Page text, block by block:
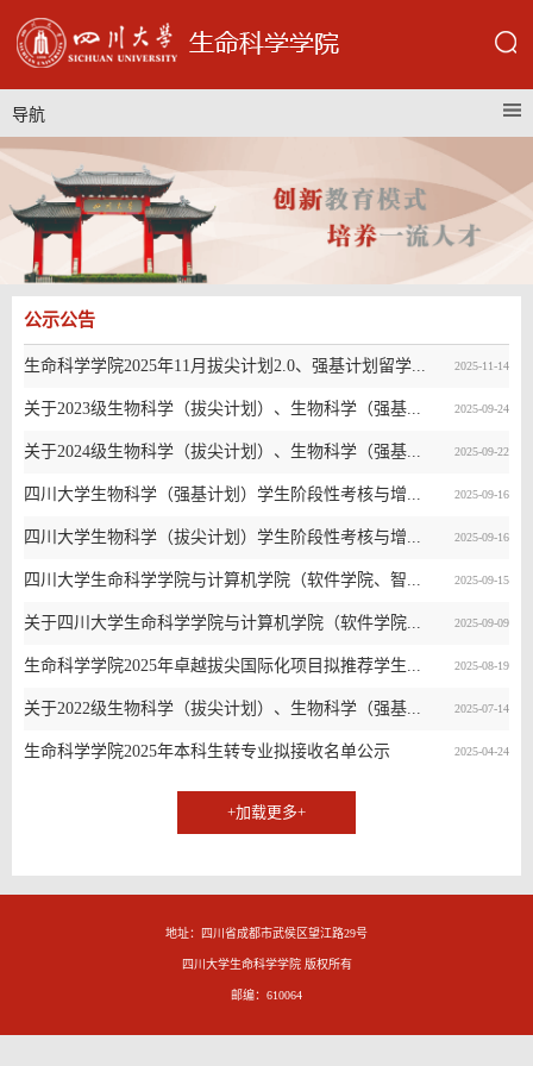
导航
公示公告
2025-11-14
生命科学学院2025年11月拔尖计划2.0、强基计划留学...
2025-09-24
关于2023级生物科学（拔尖计划）、生物科学（强基...
2025-09-22
关于2024级生物科学（拔尖计划）、生物科学（强基...
2025-09-16
四川大学生物科学（强基计划）学生阶段性考核与增...
2025-09-16
四川大学生物科学（拔尖计划）学生阶段性考核与增...
2025-09-15
四川大学生命科学学院与计算机学院（软件学院、智...
2025-09-09
关于四川大学生命科学学院与计算机学院（软件学院...
2025-08-19
生命科学学院2025年卓越拔尖国际化项目拟推荐学生...
2025-07-14
关于2022级生物科学（拔尖计划）、生物科学（强基...
2025-04-24
生命科学学院2025年本科生转专业拟接收名单公示
+加载更多+
地址：四川省成都市武侯区望江路29号
四川大学生命科学学院 版权所有
邮编：610064